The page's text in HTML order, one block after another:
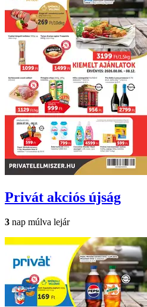
Privát akciós újság
3 nap múlva lejár